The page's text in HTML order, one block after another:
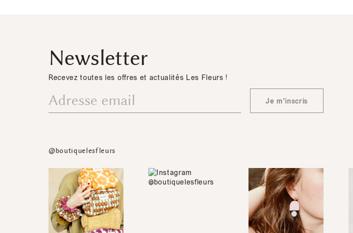
Newsletter
Recevez toutes les offres et actualités Les Fleurs !
Je m'inscris
@boutiquelesfleurs